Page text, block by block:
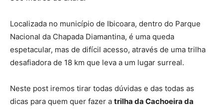
Localizada no município de Ibicoara, dentro do Parque
Nacional da Chapada Diamantina, é uma queda
espetacular, mas de difícil acesso, através de uma trilha
desafiadora de 18 km que leva a um lugar surreal.
Neste post iremos tirar todas dúvidas e das todas as
dicas para quem quer fazer a trilha da Cachoeira da